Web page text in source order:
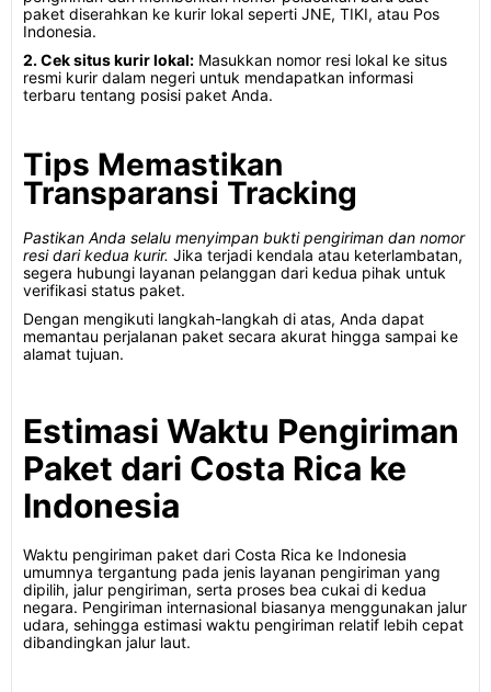
paket diserahkan ke kurir lokal seperti JNE, TIKI, atau Pos
Indonesia.
2. Cek situs kurir lokal: Masukkan nomor resi lokal ke situs
resmi kurir dalam negeri untuk mendapatkan informasi
terbaru tentang posisi paket Anda.
Tips Memastikan
Transparansi Tracking
Pastikan Anda selalu menyimpan bukti pengiriman dan nomor
resi dari kedua kurir. Jika terjadi kendala atau keterlambatan,
segera hubungi layanan pelanggan dari kedua pihak untuk
verifikasi status paket.
Dengan mengikuti langkah-langkah di atas, Anda dapat
memantau perjalanan paket secara akurat hingga sampai ke
alamat tujuan.
Estimasi Waktu Pengiriman
Paket dari Costa Rica ke
Indonesia
Waktu pengiriman paket dari Costa Rica ke Indonesia
umumnya tergantung pada jenis layanan pengiriman yang
dipilih, jalur pengiriman, serta proses bea cukai di kedua
negara. Pengiriman internasional biasanya menggunakan jalur
udara, sehingga estimasi waktu pengiriman relatif lebih cepat
dibandingkan jalur laut.